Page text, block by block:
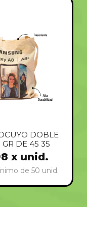
DOBLE
GR DE 45 35
x unid.
de 50 unid.